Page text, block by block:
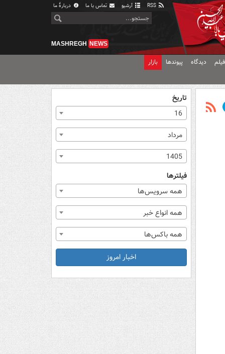
آرشیو تماس با ما دربارهٔ ما
MASHREGH NEWS
دیدگاه پیوندها بازار
تاریخ
16
مرداد
1405
فیلترها
همه سرویس‌ها
همه انواع خبر
همه باکس‌ها
اخبار امروز